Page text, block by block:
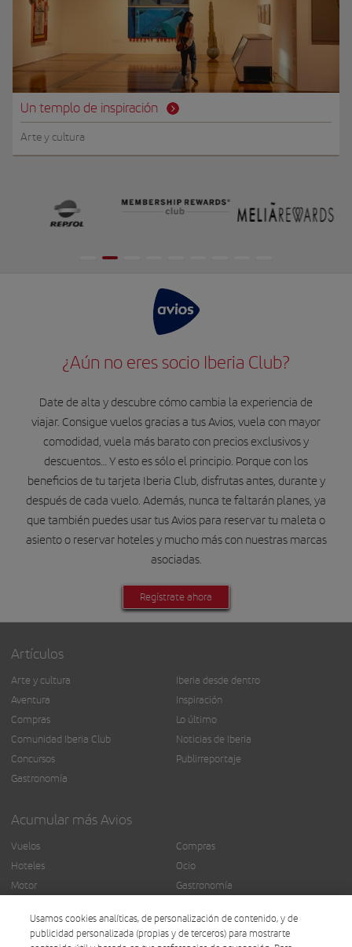
Un templo de inspiración
Arte y cultura
¿Aún no eres socio Iberia Club?
Date de alta y descubre cómo cambia la experiencia de
viajar. Consigue vuelos gracias a tus Avios, vuela con mayor
comodidad, vuela más barato con precios exclusivos y
descuentos… Y esto es sólo el principio. Porque con los
beneficios de tu tarjeta Iberia Club, disfrutas antes, durante y
después de cada vuelo. Además, nunca te faltarán planes, ya
que también puedes usar tus Avios para reservar tu maleta o
asiento o reservar hoteles y mucho más con nuestras marcas
asociadas.
Regístrate ahora
Artículos
Arte y cultura
Aventura
Compras
Comunidad Iberia Club
Concursos
Gastronomía
Iberia desde dentro
Inspiración
Lo último
Noticias de Iberia
Publirreportaje
Acumular más Avios
Vuelos
Hoteles
Motor
Finanzas
Compras
Ocio
Gastronomía
Usamos cookies analíticas, de personalización de contenido, y de
publicidad personalizada (propias y de terceros) para mostrarte